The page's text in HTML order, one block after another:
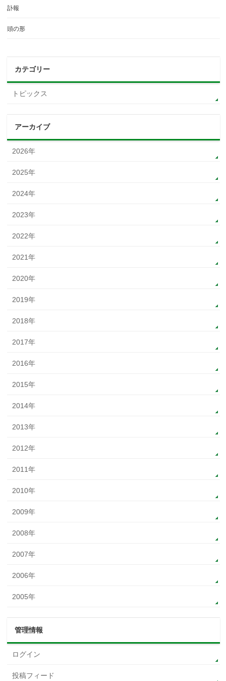
訃報
頭の形
カテゴリー
トピックス
アーカイブ
2026年
2025年
2024年
2023年
2022年
2021年
2020年
2019年
2018年
2017年
2016年
2015年
2014年
2013年
2012年
2011年
2010年
2009年
2008年
2007年
2006年
2005年
管理情報
ログイン
投稿フィード